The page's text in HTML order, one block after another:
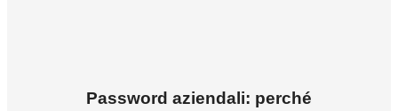
Password aziendali: perché